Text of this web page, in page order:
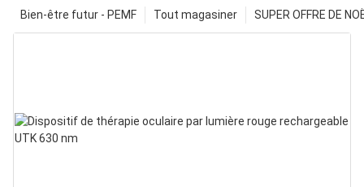
SUPER OFFRE DE
Tout magasiner
Bien-être futur - PEMF